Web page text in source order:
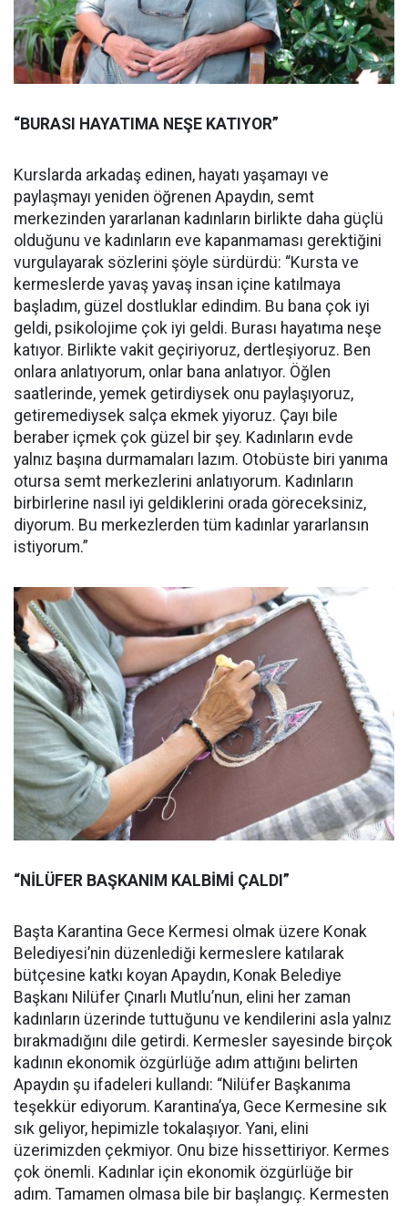
“BURASI HAYATIMA NEŞE KATIYOR”
Kurslarda arkadaş edinen, hayatı yaşamayı ve
paylaşmayı yeniden öğrenen Apaydın, semt
merkezinden yararlanan kadınların birlikte daha güçlü
olduğunu ve kadınların eve kapanmaması gerektiğini
vurgulayarak sözlerini şöyle sürdürdü: “Kursta ve
kermeslerde yavaş yavaş insan içine katılmaya
başladım, güzel dostluklar edindim. Bu bana çok iyi
geldi, psikolojime çok iyi geldi. Burası hayatıma neşe
katıyor. Birlikte vakit geçiriyoruz, dertleşiyoruz. Ben
onlara anlatıyorum, onlar bana anlatıyor. Öğlen
saatlerinde, yemek getirdiysek onu paylaşıyoruz,
getiremediysek salça ekmek yiyoruz. Çayı bile
beraber içmek çok güzel bir şey. Kadınların evde
yalnız başına durmamaları lazım. Otobüste biri yanıma
otursa semt merkezlerini anlatıyorum. Kadınların
birbirlerine nasıl iyi geldiklerini orada göreceksiniz,
diyorum. Bu merkezlerden tüm kadınlar yararlansın
istiyorum.”
“NİLÜFER BAŞKANIM KALBİMİ ÇALDI”
Başta Karantina Gece Kermesi olmak üzere Konak
Belediyesi’nin düzenlediği kermeslere katılarak
bütçesine katkı koyan Apaydın, Konak Belediye
Başkanı Nilüfer Çınarlı Mutlu’nun, elini her zaman
kadınların üzerinde tuttuğunu ve kendilerini asla yalnız
bırakmadığını dile getirdi. Kermesler sayesinde birçok
kadının ekonomik özgürlüğe adım attığını belirten
Apaydın şu ifadeleri kullandı: “Nilüfer Başkanıma
teşekkür ediyorum. Karantina’ya, Gece Kermesine sık
sık geliyor, hepimizle tokalaşıyor. Yani, elini
üzerimizden çekmiyor. Onu bize hissettiriyor. Kermes
çok önemli. Kadınlar için ekonomik özgürlüğe bir
adım. Tamamen olmasa bile bir başlangıç. Kermesten